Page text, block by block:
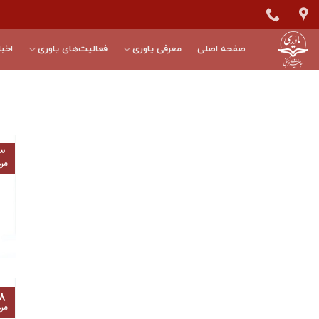
Skip
to
content
صفحه اصلی معرفی یاوری فعالیت‌های یاوری